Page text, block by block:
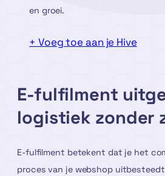
en groei.
+ Voeg toe aan je Hive
E-fulfilment
logistiek zonder
E-fulfilment betekent dat je het
proces van je webshop